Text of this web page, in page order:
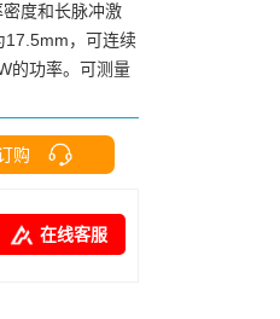
度和长脉冲激
17.5mm，可连续
的功率。可测量
购
在线客服